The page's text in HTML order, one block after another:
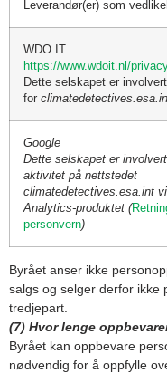
Leverandør(er) som
WDO IT
https://www.wdoit.nl/
Dette selskapet er
for
Google
Dette selskapet er
aktivitet på nettstedet
climatedetectives.esa.int
Analytics-produktet (
personvern)
Byrået anser ikke
salgs og selger derfor ikke
tredjepart.
(7) Hvor lenge
Byrået kan oppbevare
nødvendig for å oppfylle